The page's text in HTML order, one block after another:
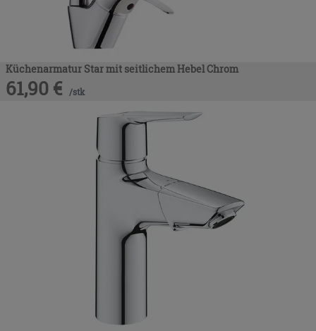
Küchenarmatur Star mit seitlichem Hebel Chrom
61,90 € /stk